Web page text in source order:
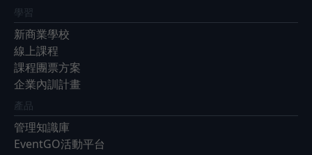
學習
新商業學校
線上課程
課程團票方案
企業內訓計畫
產品
管理知識庫
EventGO活動平台